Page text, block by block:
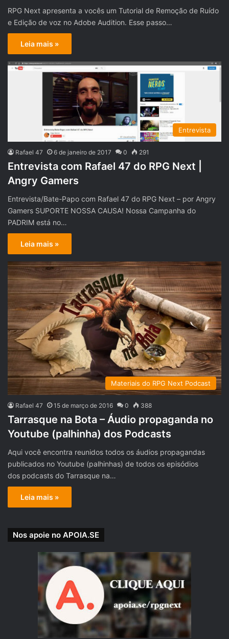
RPG Next apresenta a vocês um Tutorial de Remoção de Ruído
e Edição de voz no Adobe Audition. Esse passo…
Leia mais »
Entrevista
Rafael 47 6 de janeiro de 2017 0 291
Entrevista com Rafael 47 do RPG Next |
Angry Gamers
Entrevista/Bate-Papo com Rafael 47 do RPG Next – por Angry
Gamers SUPORTE NOSSA CAUSA! Nossa Campanha do
PADRIM está no…
Leia mais »
Materiais do RPG Next Podcast
Rafael 47 15 de março de 2016 0 388
Tarrasque na Bota – Áudio propaganda no
Youtube (palhinha) dos Podcasts
Aqui você encontra reunidos todos os áudios propagandas
publicados no Youtube (palhinhas) de todos os episódios
dos podcasts do Tarrasque na…
Leia mais »
Nos apoie no APOIA.SE